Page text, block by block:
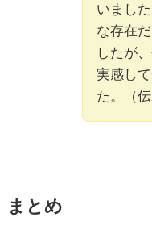
いまし
な存在
したが
実感し
た。（
まとめ